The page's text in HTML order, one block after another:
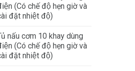
(Có chế độ hẹn giờ và
đặt nhiệt độ)
nấu cơm 10 khay dùng
(Có chế độ hẹn giờ và
đặt nhiệt độ)